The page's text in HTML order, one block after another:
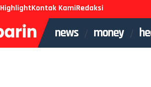
HighlightKontak KamiRedaksi
news money